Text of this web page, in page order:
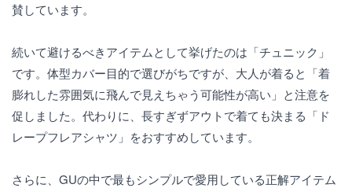
賛しています。
続いて避けるべきアイテムとして挙げたのは「チュニック」
です。体型カバー目的で選びがちですが、大人が着ると「着
膨れした雰囲気に飛んで見えちゃう可能性が高い」と注意を
促しました。代わりに、長すぎずアウトで着ても決まる「ド
レープフレアシャツ」をおすすめしています。
さらに、GUの中で最もシンプルで愛用している正解アイテム